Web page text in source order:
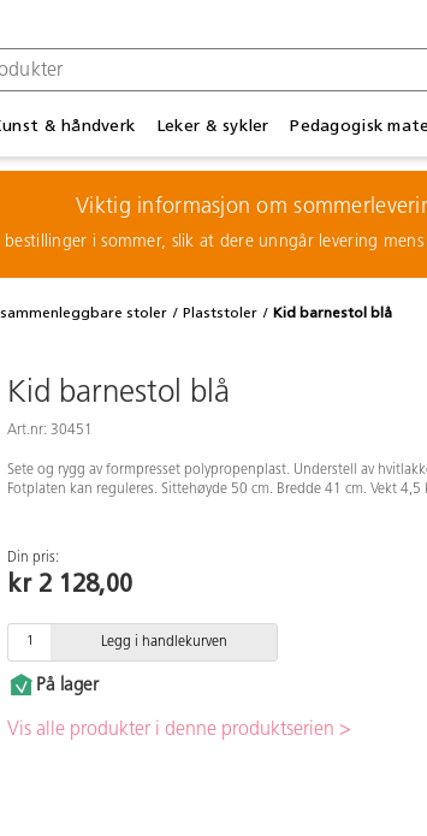
& håndverk Leker & sykler Pedagogisk
Viktig informasjon om
i sommer, slik at dere unngår levering
stoler Plaststoler Kid barnestol blå
Kid barnestol blå
Art.nr: 30451
Sete og rygg av formpresset polypropenplast. Understell av
Fotplaten kan reguleres. Sittehøyde 50 cm. Bredde 41 cm. Vekt 4,5
Din pris:
kr 2 128,00
Legg i handlekurven
På lager
Vis alle produkter i denne produktserien >